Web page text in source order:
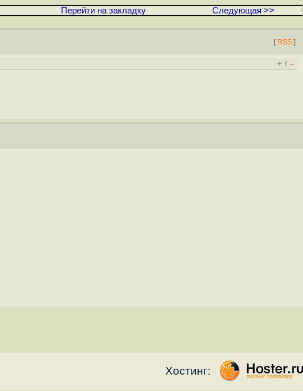
Перейти на закладку Следующая >>
[ RSS ]
+ / –
Хостинг: